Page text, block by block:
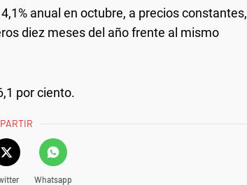
anual en octubre, a precios constantes,
diez meses del año frente al mismo
por ciento.
Whatsapp